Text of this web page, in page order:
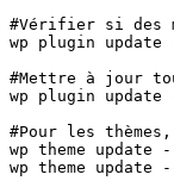
#Vérifier si des
wp plugin
#Mettre à jour
wp plugin
#Pour les
wp theme
wp theme update